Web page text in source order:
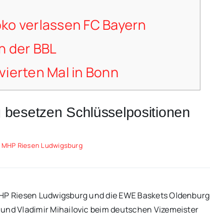
verlassen FC Bayern
der BBL
Mal in Bonn
Schlüsselpositionen
MHP Riesen Ludwigsburg
Riesen Ludwigsburg und die EWE Baskets Oldenburg
Vladimir Mihailovic beim deutschen Vizemeister